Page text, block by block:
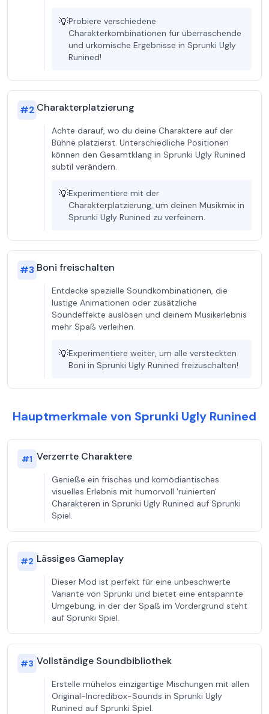
💡Probiere verschiedene
Charakterkombinationen für überraschende
und urkomische Ergebnisse in Sprunki Ugly
Runined!
#2 Charakterplatzierung
Achte darauf, wo du deine Charaktere auf der
Bühne platzierst. Unterschiedliche Positionen
können den Gesamtklang in Sprunki Ugly Runined
subtil verändern.
💡Experimentiere mit der
Charakterplatzierung, um deinen Musikmix in
Sprunki Ugly Runined zu verfeinern.
#3 Boni freischalten
Entdecke spezielle Soundkombinationen, die
lustige Animationen oder zusätzliche
Soundeffekte auslösen und deinem Musikerlebnis
mehr Spaß verleihen.
💡Experimentiere weiter, um alle versteckten
Boni in Sprunki Ugly Runined freizuschalten!
Hauptmerkmale von Sprunki Ugly Runined
#1 Verzerrte Charaktere
Genieße ein frisches und komödiantisches
visuelles Erlebnis mit humorvoll 'ruinierten'
Charakteren in Sprunki Ugly Runined auf Sprunki
Spiel.
#2 Lässiges Gameplay
Dieser Mod ist perfekt für eine unbeschwerte
Variante von Sprunki und bietet eine entspannte
Umgebung, in der der Spaß im Vordergrund steht
auf Sprunki Spiel.
#3 Vollständige Soundbibliothek
Erstelle mühelos einzigartige Mischungen mit allen
Original-Incredibox-Sounds in Sprunki Ugly
Runined auf Sprunki Spiel.